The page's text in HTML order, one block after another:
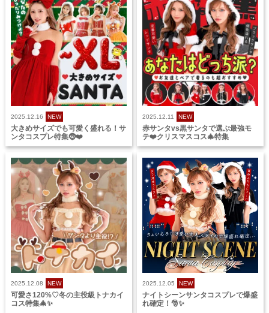
2025.12.16 NEW
大きめサイズでも可愛く盛れる！サ
ンタコスプレ特集🤶❤️
2025.12.11 NEW
赤サンタvs黒サンタで選ぶ最強モ
テ❤️クリスマスコス🎄特集
2025.12.08 NEW
可愛さ120%♡冬の主役級トナカイ
コス特集🎄✨
2025.12.05 NEW
ナイトシーンサンタコスプレで爆盛
れ確定！🎅✨